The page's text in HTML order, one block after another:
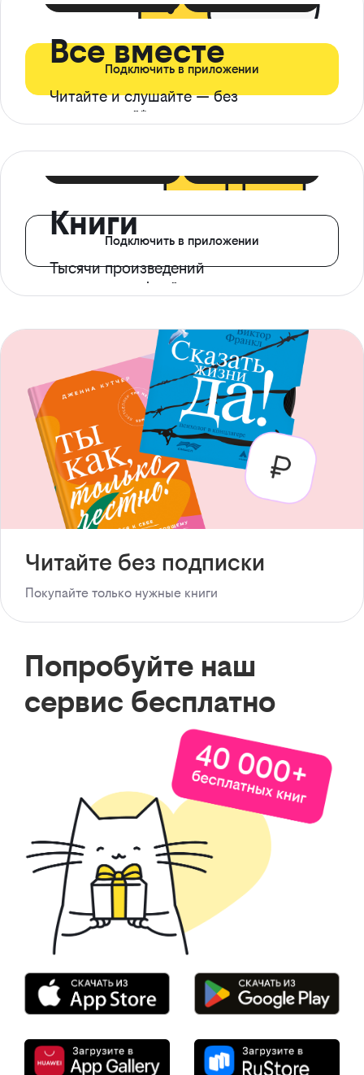
Все вместе
Читайте и слушайте — без
ограничений*
Подключить в приложении
Книги
Тысячи произведений
с доступом офлайн
Подключить в приложении
Читайте без подписки
Покупайте только нужные книги
Попробуйте наш
сервис бесплатно